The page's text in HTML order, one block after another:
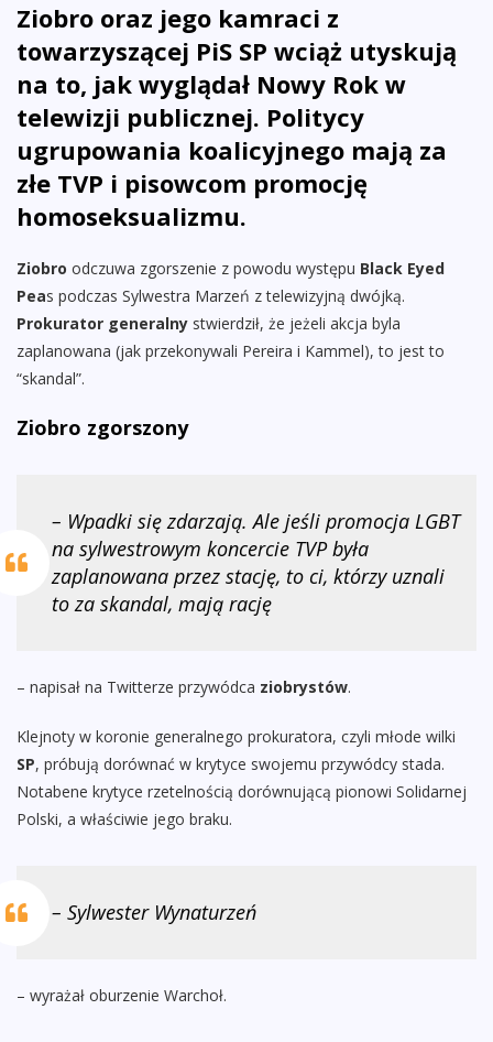
Ziobro oraz jego kamraci z
towarzyszącej PiS SP wciąż utyskują
na to, jak wyglądał Nowy Rok w
telewizji publicznej. Politycy
ugrupowania koalicyjnego mają za
złe TVP i pisowcom promocję
homoseksualizmu.
Ziobro odczuwa zgorszenie z powodu występu Black Eyed
Peas podczas Sylwestra Marzeń z telewizyjną dwójką.
Prokurator generalny stwierdził, że jeżeli akcja byla
zaplanowana (jak przekonywali Pereira i Kammel), to jest to
“skandal”.
Ziobro zgorszony
– Wpadki się zdarzają. Ale jeśli promocja LGBT
na sylwestrowym koncercie TVP była
zaplanowana przez stację, to ci, którzy uznali
to za skandal, mają rację
– napisał na Twitterze przywódca ziobrystów.
Klejnoty w koronie generalnego prokuratora, czyli młode wilki
SP, próbują dorównać w krytyce swojemu przywódcy stada.
Notabene krytyce rzetelnością dorównującą pionowi Solidarnej
Polski, a właściwie jego braku.
– Sylwester Wynaturzeń
– wyrażał oburzenie Warchoł.